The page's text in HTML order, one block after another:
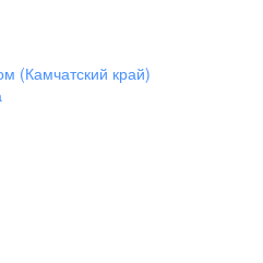
(Камчатский край)